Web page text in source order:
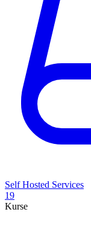
Self Hosted Services
19
Kurse